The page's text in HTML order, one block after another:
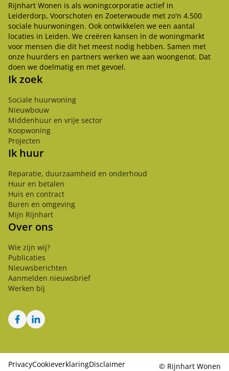
Rijnhart Wonen is als woningcorporatie actief in
Leiderdorp, Voorschoten en Zoeterwoude met zo'n 4.500
sociale huurwoningen. Ook ontwikkelen we een aantal
locaties in Leiden. We creëren kansen in de woningmarkt
voor mensen die dit het meest nodig hebben. Samen met
onze huurders en partners werken we aan woongenot. Dat
doen we doelmatig en met gevoel.
Ik zoek
Sociale huurwoning
Nieuwbouw
Middenhuur en vrije sector
Koopwoning
Projecten
Ik huur
Reparatie, duurzaamheid en onderhoud
Huur en betalen
Huis en contract
Buren en omgeving
Mijn Rijnhart
Over ons
Wie zijn wij?
Publicaties
Nieuwsberichten
Aanmelden nieuwsbrief
Werken bij
FacebookLinkedIn
PrivacyCookieverklaringDisclaimer © Rijnhart Wonen